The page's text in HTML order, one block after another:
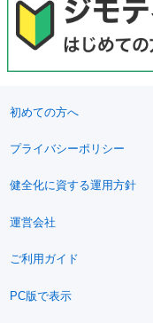
初めての方へ
プライバシーポリシー
健全化に資する運用方針
運営会社
ご利用ガイド
PC版で表示